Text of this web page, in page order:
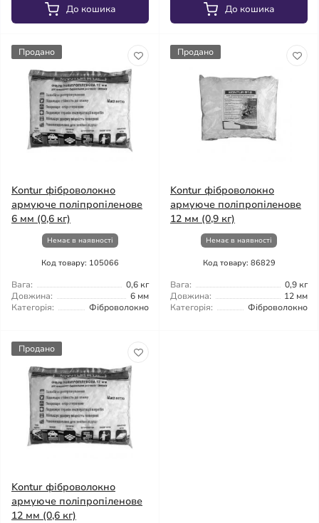
До кошика До кошика
Продано
Kontur фіброволокно
армуюче поліпропіленове
6 мм (0,6 кг)
Немає в наявності
Код товару: 105066
Вага:
0,6 кг
Довжина:
6 мм
Категорія:
Фіброволокно
Продано
Kontur фіброволокно
армуюче поліпропіленове
12 мм (0,9 кг)
Немає в наявності
Код товару: 86829
Вага:
0,9 кг
Довжина:
12 мм
Категорія:
Фіброволокно
Продано
Kontur фіброволокно
армуюче поліпропіленове
12 мм (0,6 кг)